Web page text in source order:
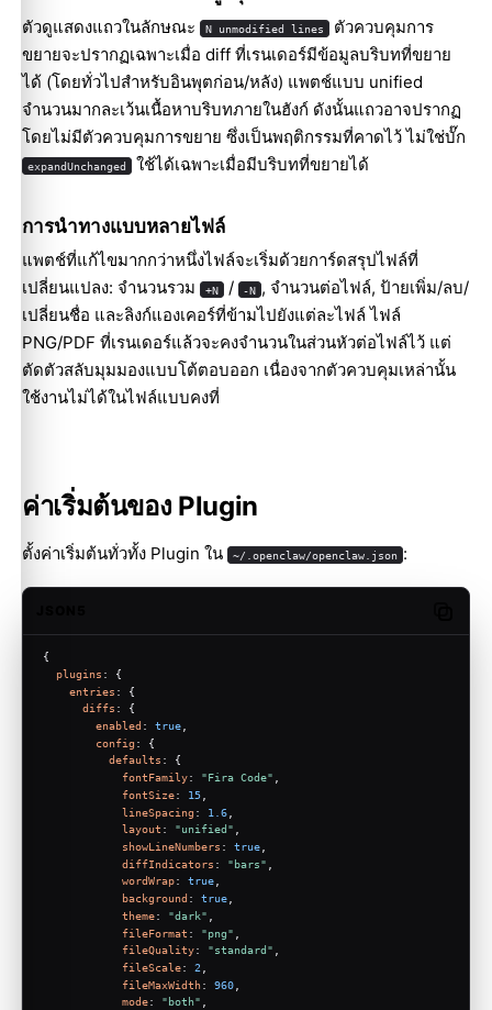
ตัวดูแสดงแถวในลักษณะ N unmodified lines ตัวควบคุมการ
ขยายจะปรากฏเฉพาะเมื่อ diff ที่เรนเดอร์มีข้อมูลบริบทที่ขยาย
ได้ (โดยทั่วไปสำหรับอินพุตก่อน/หลัง) แพตช์แบบ unified
จำนวนมากละเว้นเนื้อหาบริบทภายในฮังก์ ดังนั้นแถวอาจปรากฏ
โดยไม่มีตัวควบคุมการขยาย ซึ่งเป็นพฤติกรรมที่คาดไว้ ไม่ใช่บั๊ก
expandUnchanged ใช้ได้เฉพาะเมื่อมีบริบทที่ขยายได้
การนำทางแบบหลายไฟล์
แพตช์ที่แก้ไขมากกว่าหนึ่งไฟล์จะเริ่มด้วยการ์ดสรุปไฟล์ที่
เปลี่ยนแปลง: จำนวนรวม
+N / -N , จำนวนต่อไฟล์, ป้ายเพิ่ม/ลบ/
เปลี่ยนชื่อ และลิงก์แองเคอร์ที่ข้ามไปยังแต่ละไฟล์ ไฟล์
PNG/PDF ที่เรนเดอร์แล้วจะคงจำนวนในส่วนหัวต่อไฟล์ไว้ แต่
ตัดตัวสลับมุมมองแบบโต้ตอบออก เนื่องจากตัวควบคุมเหล่านั้น
ใช้งานไม่ได้ในไฟล์แบบคงที่
ค่าเริ่มต้นของ Plugin
ตั้งค่าเริ่มต้นทั่วทั้ง Plugin ใน ~/.openclaw/openclaw.json :
{
plugins : {
entries : {
diffs : {
enabled : true
config : {
defaults : {
fontFamily: "Fira Code"
fontSize: 15
lineSpacing : 1.6
layout : "unified"
showLineNumbers : true
diffIndicators : "bars"
wordWrap: true,
background : true
theme: "dark"
fileFormat : "png"
fileQuality: "standard"
fileScale: 2
fileMaxWidth: 960
mode: "both" ,